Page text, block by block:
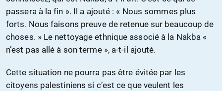
passera à la fin ». Il a ajouté : « Nous sommes plus
forts. Nous faisons preuve de retenue sur beaucoup de
choses. » Le nettoyage ethnique associé à la Nakba «
n’est pas allé à son terme », a-t-il ajouté.
Cette situation ne pourra pas être évitée par les
citoyens palestiniens si c’est ce que veulent les